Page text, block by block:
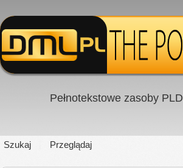
Pełnotekstowe zasoby
Szukaj Przeglądaj